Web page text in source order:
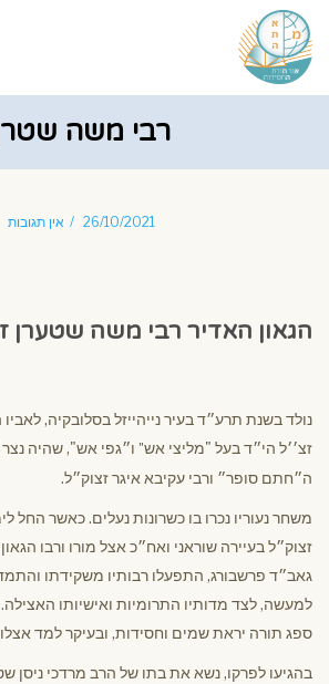
רבי משה
26/10/2021 אין תגובות
הגאון האדיר רבי משה שטערן
נולד בשנת תרע״ד בעיר נייהייזל בסלובקיה,
זצ׳׳ל הי״ד בעל "מליצי אש" ו״גפי אש", שהיה
ה״חתם סופר״ ורבי עקיבא איגר זצוק״ל.
משחר נעוריו נכרו בו כשרונות נעלים. כאשר החל
זצוק״ל בעיירה שוראני ואח״כ אצל מורו ורבו
גאב״ד פרשבורג, התפעלו רבותיו משקידתו
למעשה, לצד מדותיו התרומיות ואישיותו
ספג תורה יראת שמים וחסידות, ובעיקר למד
בהגיעו לפרקו, נשא את בתו של הרב מרדכי ניסן